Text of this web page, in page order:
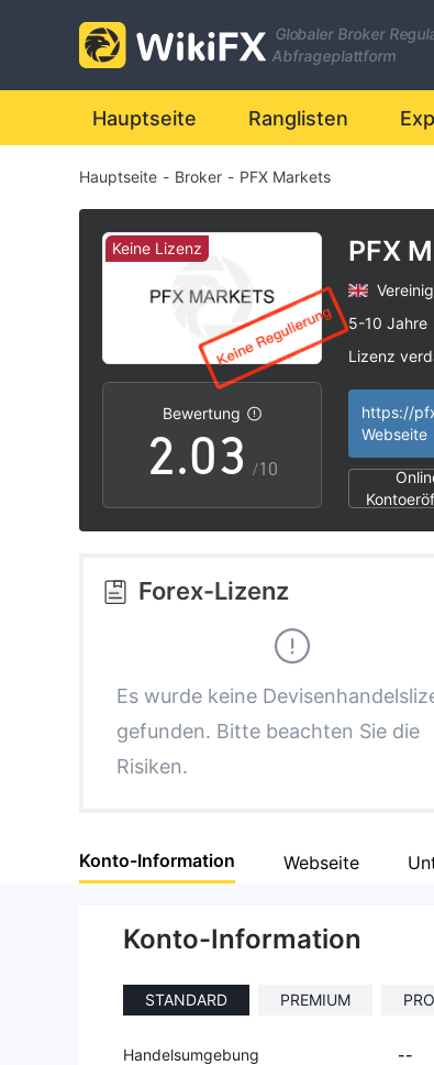
Globaler Broker
Abfrageplattform
Hauptseite Ranglisten
Hauptseite - Broker - PFX Markets
Keine Lizenz
Bewertung
1
2
3
4
6
7
8
9
.0
1
2
4
6
7
8
9
1
2
3
4
5
7
/10
PFX
5-10 Jahre
Lizenz
Hohes
https://
Webseite
Forex-Lizenz
Es wurde keine
gefunden. Bitte beachten Sie die
Risiken.
Konto-Information Webseite
Konto-Information
STANDARD PREMIUM PRO
Handelsumgebung --